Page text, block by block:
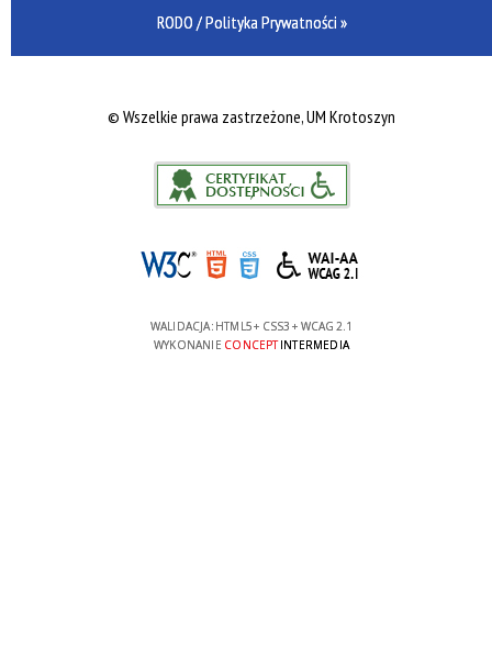
RODO / Polityka Prywatności »
© Wszelkie prawa zastrzeżone, UM Krotoszyn
WALIDACJA: HTML5+ CSS3 + WCAG 2.1
WYKONANIE CONCEPTINTERMEDIA